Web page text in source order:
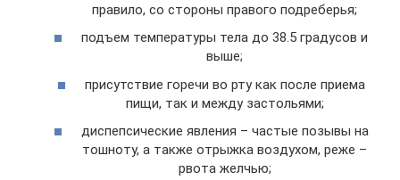
правило, со стороны правого подреберья;
подъем температуры тела до 38.5 градусов и
выше;
присутствие горечи во рту как после приема
пищи, так и между застольями;
диспепсические явления – частые позывы на
тошноту, а также отрыжка воздухом, реже –
рвота желчью;